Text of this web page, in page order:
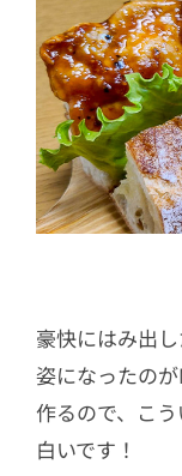
豪快にはみ出
姿になったの
作るので、こ
白いです！